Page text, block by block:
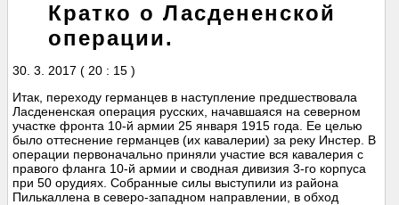
Кратко о Ласдененской
операции.
30. 3. 2017 ( 20 : 15 )
Итак, переходу германцев в наступление предшествовала
Ласдененская операция русских, начавшаяся на северном
участке фронта 10-й армии 25 января 1915 года. Ее целью
было оттеснение германцев (их кавалерии) за реку Инстер. В
операции первоначально приняли участие вся кавалерия с
правого фланга 10-й армии и сводная дивизия 3-го корпуса
при 50 орудиях. Собранные силы выступили из района
Пилькаллена в северо-западном направлении, в обход